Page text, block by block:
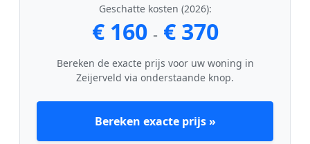
Geschatte kosten (2026):
€ 160 - € 370
Bereken de exacte prijs voor uw woning in
Zeijerveld via onderstaande knop.
Bereken exacte prijs »